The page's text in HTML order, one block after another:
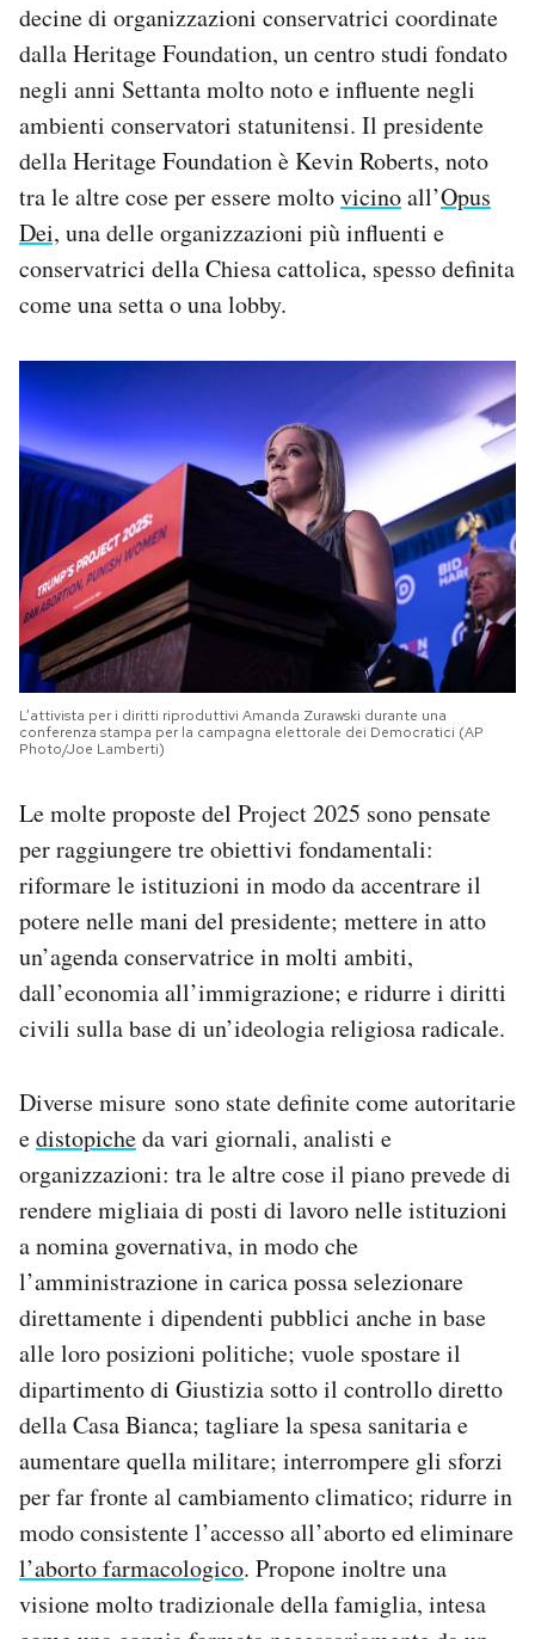
decine di organizzazioni conservatrici coordinate
dalla Heritage Foundation, un centro studi fondato
negli anni Settanta molto noto e influente negli
ambienti conservatori statunitensi. Il presidente
della Heritage Foundation è Kevin Roberts, noto
tra le altre cose per essere moltovicinoall’Opus
Dei, una delle organizzazioni più influenti e
conservatrici della Chiesa cattolica, spesso definita
come una setta o una lobby.
L’attivista per i diritti riproduttivi Amanda Zurawski durante una
conferenza stampa per la campagna elettorale dei Democratici (AP
Photo/Joe Lamberti)
Le molte proposte del Project 2025 sono pensate
per raggiungere tre obiettivi fondamentali:
riformare le istituzioni in modo da accentrare il
potere nelle mani del presidente; mettere in atto
un’agenda conservatrice in molti ambiti,
dall’economia all’immigrazione; e ridurre i diritti
civili sulla base di un’ideologia religiosa radicale.
Diverse misure sono state definite come autoritarie
edistopicheda vari giornali, analisti e
organizzazioni: tra le altre cose il piano prevede di
rendere migliaia di posti di lavoro nelle istituzioni
a nomina governativa, in modo che
l’amministrazione in carica possa selezionare
direttamente i dipendenti pubblici anche in base
alle loro posizioni politiche; vuole spostare il
dipartimento di Giustizia sotto il controllo diretto
della Casa Bianca; tagliare la spesa sanitaria e
aumentare quella militare; interrompere gli sforzi
per far fronte al cambiamento climatico; ridurre in
modo consistente l’accesso all’aborto ed eliminare
l’aborto farmacologico. Propone inoltre una
visione molto tradizionale della famiglia, intesa